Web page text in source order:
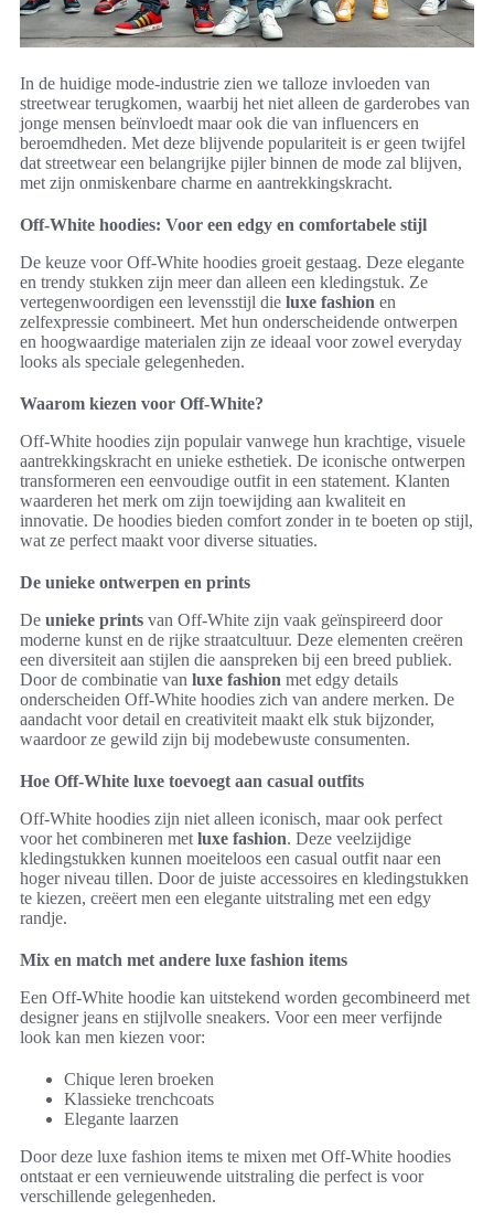
In de huidige mode-industrie zien we talloze invloeden van
streetwear terugkomen, waarbij het niet alleen de garderobes van
jonge mensen beïnvloedt maar ook die van influencers en
beroemdheden. Met deze blijvende populariteit is er geen twijfel
dat streetwear een belangrijke pijler binnen de mode zal blijven,
met zijn onmiskenbare charme en aantrekkingskracht.
Off-White hoodies: Voor een edgy en comfortabele stijl
De keuze voor Off-White hoodies groeit gestaag. Deze elegante
en trendy stukken zijn meer dan alleen een kledingstuk. Ze
vertegenwoordigen een levensstijl die luxe fashion en
zelfexpressie combineert. Met hun onderscheidende ontwerpen
en hoogwaardige materialen zijn ze ideaal voor zowel everyday
looks als speciale gelegenheden.
Waarom kiezen voor Off-White?
Off-White hoodies zijn populair vanwege hun krachtige, visuele
aantrekkingskracht en unieke esthetiek. De iconische ontwerpen
transformeren een eenvoudige outfit in een statement. Klanten
waarderen het merk om zijn toewijding aan kwaliteit en
innovatie. De hoodies bieden comfort zonder in te boeten op stijl,
wat ze perfect maakt voor diverse situaties.
De unieke ontwerpen en prints
De unieke prints van Off-White zijn vaak geïnspireerd door
moderne kunst en de rijke straatcultuur. Deze elementen creëren
een diversiteit aan stijlen die aanspreken bij een breed publiek.
Door de combinatie van luxe fashion met edgy details
onderscheiden Off-White hoodies zich van andere merken. De
aandacht voor detail en creativiteit maakt elk stuk bijzonder,
waardoor ze gewild zijn bij modebewuste consumenten.
Hoe Off-White luxe toevoegt aan casual outfits
Off-White hoodies zijn niet alleen iconisch, maar ook perfect
voor het combineren met luxe fashion. Deze veelzijdige
kledingstukken kunnen moeiteloos een casual outfit naar een
hoger niveau tillen. Door de juiste accessoires en kledingstukken
te kiezen, creëert men een elegante uitstraling met een edgy
randje.
Mix en match met andere luxe fashion items
Een Off-White hoodie kan uitstekend worden gecombineerd met
designer jeans en stijlvolle sneakers. Voor een meer verfijnde
look kan men kiezen voor:
Chique leren broeken
Klassieke trenchcoats
Elegante laarzen
Door deze luxe fashion items te mixen met Off-White hoodies
ontstaat er een vernieuwende uitstraling die perfect is voor
verschillende gelegenheden.